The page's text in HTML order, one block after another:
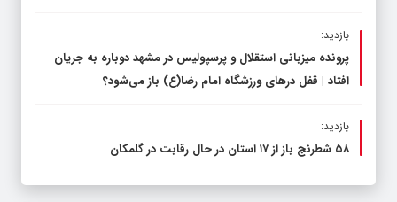
بازدید:
پرونده میزبانی استقلال و پرسپولیس در مشهد دوباره به جریان
افتاد | قفل در‌های ورزشگاه امام رضا(ع) باز می‌شود؟
بازدید:
۵۸ شطرنج‌ باز از ۱۷ استان در حال رقابت در گلمکان